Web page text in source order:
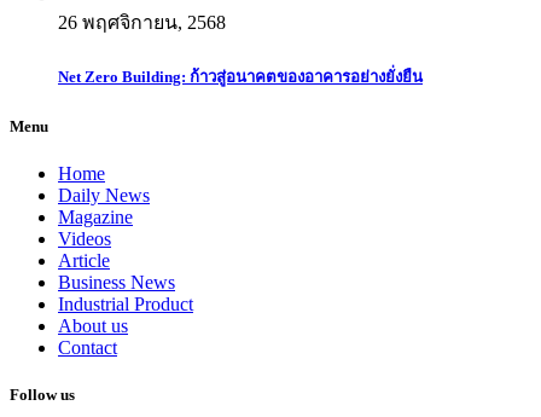
26 พฤศจิกายน, 2568
Net Zero Building: ก้าวสู่อนาคตของอาคารอย่างยั่งยืน
Menu
Home
Daily News
Magazine
Videos
Article
Business News
Industrial Product
About us
Contact
Follow us